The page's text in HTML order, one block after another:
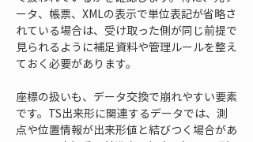
ータ、帳票、XMLの表示で単位表記が省略さ
れている場合は、受け取った側が同じ前提で
見られるように補足資料や管理ルールを整え
ておく必要があります。
座標の扱いも、データ交換で崩れやすい要素
です。TS出来形に関連するデータでは、測
点や位置情報が出来形値と結びつく場合があ